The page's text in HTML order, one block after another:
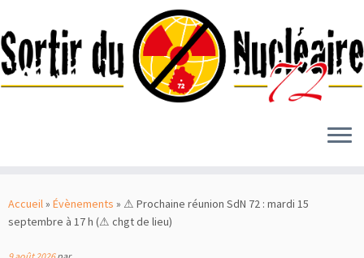
au
contenu
Accueil» Évènements » ⚠︎ Prochaine réunion SdN 72 : mardi 15
septembre à 17 h (⚠︎ chgt de lieu)